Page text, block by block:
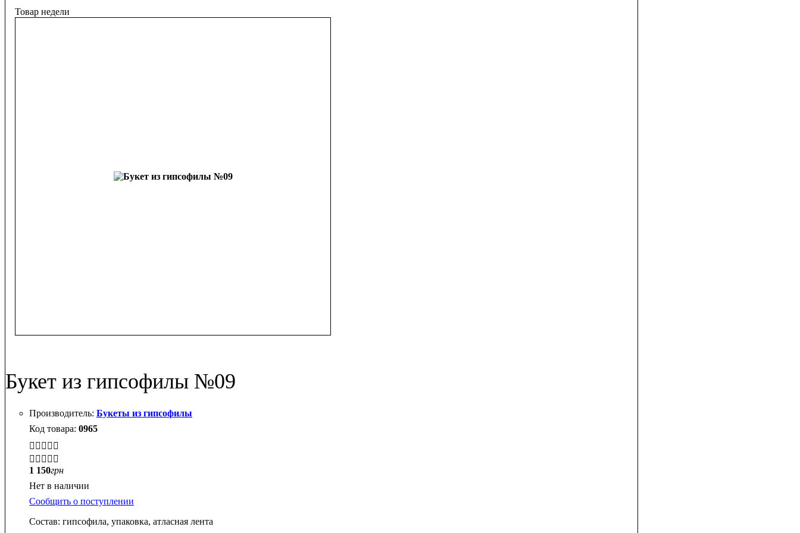
Товар недели
Букет из гипсофилы №09
Букеты из гипсофилы
0965


1 150грн
Нет в наличии
Сообщить о поступлении
Состав: гипсофила, упаковка, атласная лента